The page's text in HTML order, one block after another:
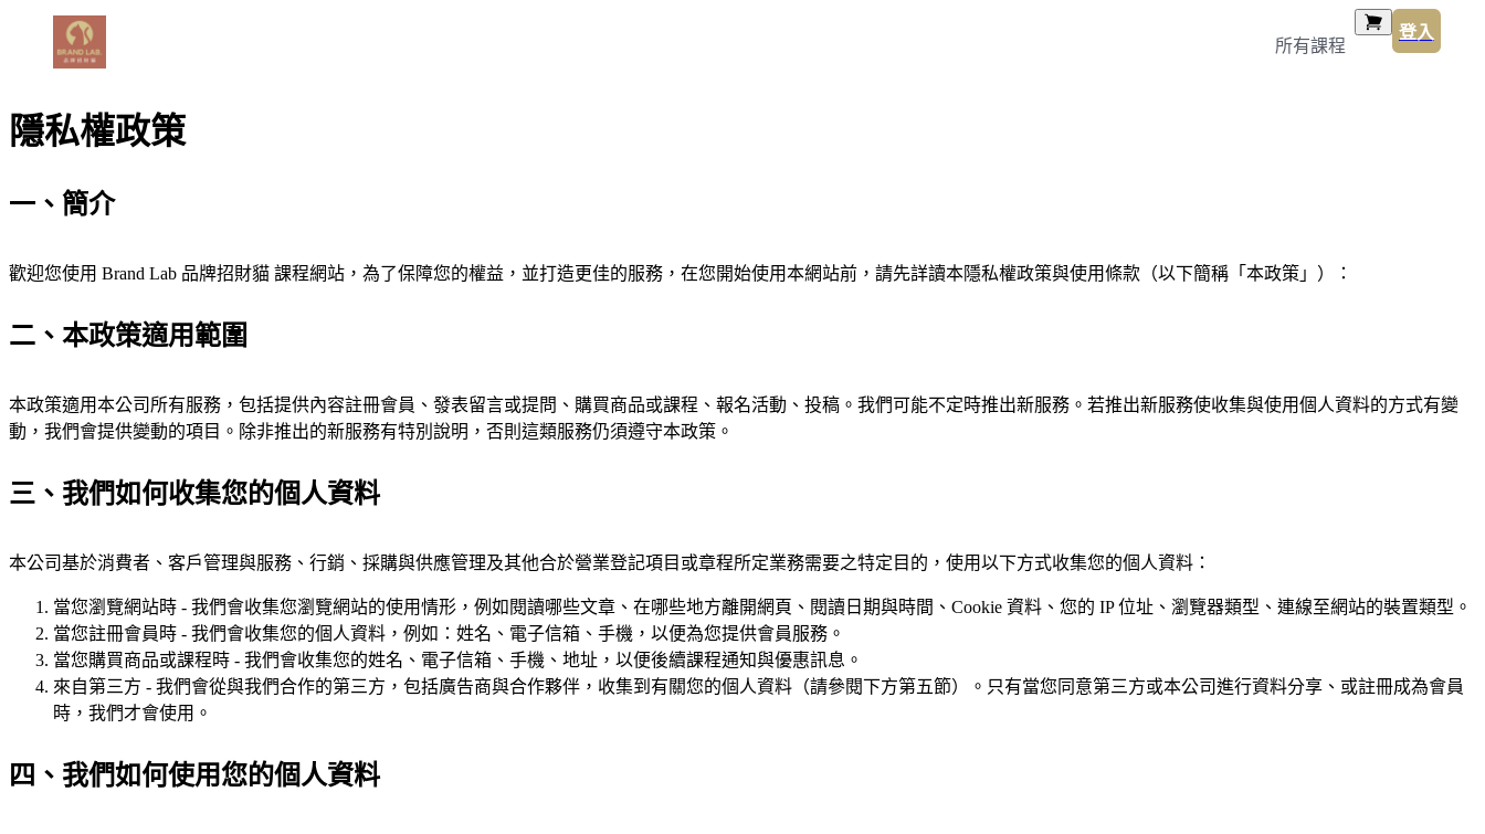
所有課程
登入
隱私權政策
一、簡介
歡迎您使用 Brand Lab 品牌招財貓 課程網站，為了保障您的權益，並打造更佳的服務，在您開始使用本網站前，請先詳讀本隱私權政策與使用條款（以下簡稱「本政策」）：
二、本政策適用範圍
本政策適用本公司所有服務，包括提供內容註冊會員、發表留言或提問、購買商品或課程、報名活動、投稿。我們可能不定時推出新服務。若推出新服務使收集與使用個人資料的方式有變
動，我們會提供變動的項目。除非推出的新服務有特別說明，否則這類服務仍須遵守本政策。
三、我們如何收集您的個人資料
本公司基於消費者、客戶管理與服務、行銷、採購與供應管理及其他合於營業登記項目或章程所定業務需要之特定目的，使用以下方式收集您的個人資料：
當您瀏覽網站時 - 我們會收集您瀏覽網站的使用情形，例如閱讀哪些文章、在哪些地方離開網頁、閱讀日期與時間、Cookie 資料、您的 IP 位址、瀏覽器類型、連線至網站的裝置類型。
當您註冊會員時 - 我們會收集您的個人資料，例如：姓名、電子信箱、手機，以便為您提供會員服務。
當您購買商品或課程時 - 我們會收集您的姓名、電子信箱、手機、地址，以便後續課程通知與優惠訊息。
來自第三方 - 我們會從與我們合作的第三方，包括廣告商與合作夥伴，收集到有關您的個人資料（請參閱下方第五節）。只有當您同意第三方或本公司進行資料分享、或註冊成為會員
時，我們才會使用。
四、我們如何使用您的個人資料